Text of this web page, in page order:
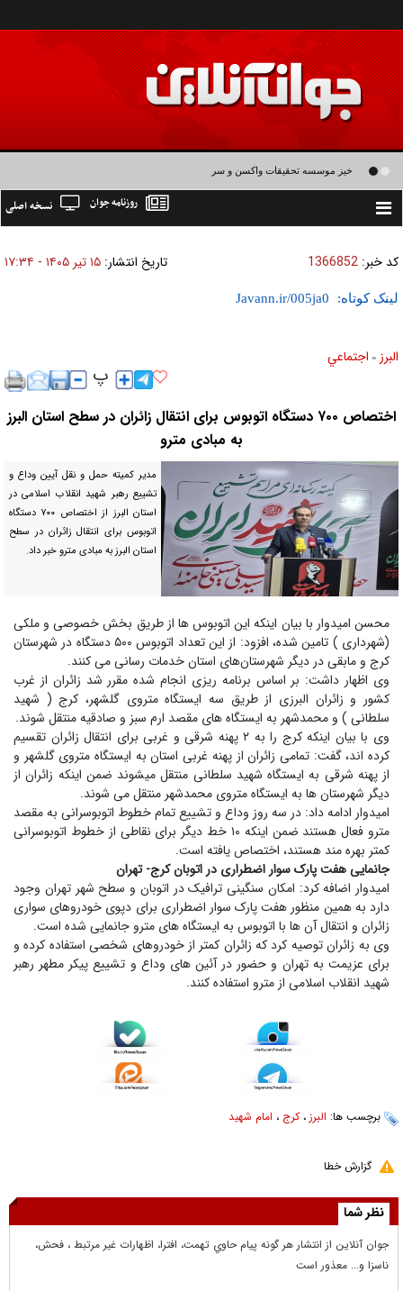
خیز موسسه تحقیقات واکسن و سرم سازی رازی برای تولید واکسن های نسل سوم و
Toggle
نسخه اصلی روزنامه جوان
کد خبر: 1366852 تاریخ انتشار: ۱۵ تير ۱۴۰۵ - ۱۷:۳۴
لینک کوتاه:
البرز » اجتماعي
اختصاص ۷۰۰ دستگاه اتوبوس برای انتقال زائران در سطح استان البرز
به مبادی مترو
مدیر کمیته حمل و نقل آیین وداع و
تشییع رهبر شهید انقلاب اسلامی در
استان البرز از اختصاص ۷۰۰ دستگاه
اتوبوس برای انتقال زائران در سطح
استان البرز به مبادی مترو خبر داد.
محسن امیدوار با بیان اینکه این اتوبوس ها از طریق بخش خصوصی و ملکی
(شهرداری ) تامین شده، افزود: از این تعداد اتوبوس ۵۰۰ دستگاه در شهرستان
کرج و مابقی در دیگر شهرستان‌های استان خدمات رسانی می کنند.
وی اظهار داشت: بر اساس برنامه ریزی انجام شده مقرر شد زائران از غرب
کشور و زائران البرزی از طریق سه ایستگاه متروی گلشهر، کرج ( شهید
سلطانی ) و محمدشهر به ایستگاه های مقصد ارم سبز و صادقیه منتقل شوند.
وی با بیان اینکه کرج را به ۲ پهنه شرقی و غربی برای انتقال زائران تقسیم
کرده اند، گفت: تمامی زائران از پهنه غربی استان به ایستگاه متروی گلشهر و
از پهنه شرقی به ایستگاه شهید سلطانی منتقل میشوند ضمن اینکه زائران از
دیگر شهرستان ها به ایستگاه متروی محمدشهر منتقل می شوند.
امیدوار ادامه داد: در سه روز وداع و تشییع تمام خطوط اتوبوسرانی به مقصد
مترو فعال هستند ضمن اینکه ۱۰ خط دیگر برای نقاطی از خطوط اتوبوسرانی
کمتر بهره مند هستند، اختصاص یافته است.
جانمایی هفت پارک سوار اضطراری در اتوبان کرج- تهران
امیدوار اضافه کرد: امکان سنگینی ترافیک در اتوبان و سطح شهر تهران وجود
دارد به همین منظور هفت پارک سوار اضطراری برای دپوی خودروهای سواری
زائران و انتقال آن ها با اتوبوس به ایستگاه های مترو جانمایی شده است.
وی به زائران توصیه کرد که زائران کمتر از خودروهای شخصی استفاده کرده و
برای عزیمت به تهران و حضور در آئین های وداع و تشییع پیکر مطهر رهبر
شهید انقلاب اسلامی از مترو استفاده کنند.
برچسب ها: البرز ،کرج ، امام شهید
گزارش خطا
نظر شما
جوان آنلاين از انتشار هر گونه پيام حاوي تهمت، افترا، اظهارات غير مرتبط ، فحش،
ناسزا و... معذور است